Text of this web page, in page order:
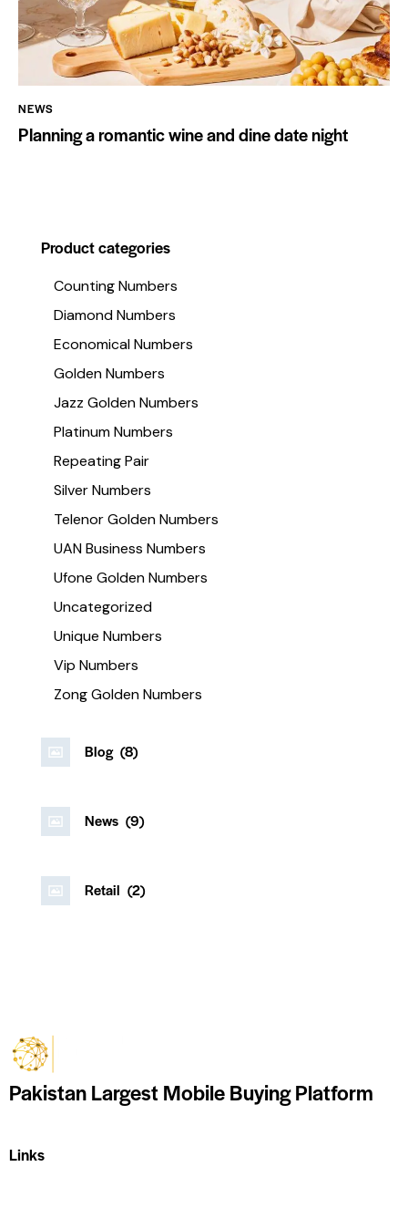
NEWS
Planning a romantic wine and dine date night
Product categories
Counting Numbers
Diamond Numbers
Economical Numbers
Golden Numbers
Jazz Golden Numbers
Platinum Numbers
Repeating Pair
Silver Numbers
Telenor Golden Numbers
UAN Business Numbers
Ufone Golden Numbers
Uncategorized
Unique Numbers
Vip Numbers
Zong Golden Numbers
Blog (8)
News (9)
Retail (2)
Pakistan Largest Mobile Buying Platform
Links